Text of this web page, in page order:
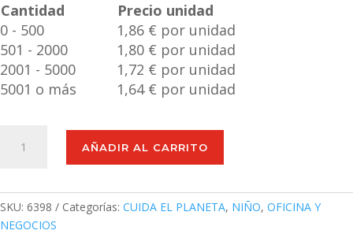
Cantidad
Precio unidad
0 - 500
1,86 € por unidad
501 - 2000
1,80 € por unidad
2001 - 5000
1,72 € por unidad
5001 o más
1,64 € por unidad
Neyla
AÑADIR AL CARRITO
SKU: 6398 Categorías: CUIDA EL PLANETA, NIÑO, OFICINA Y
NEGOCIOS